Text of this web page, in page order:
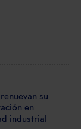
su
en
industrial